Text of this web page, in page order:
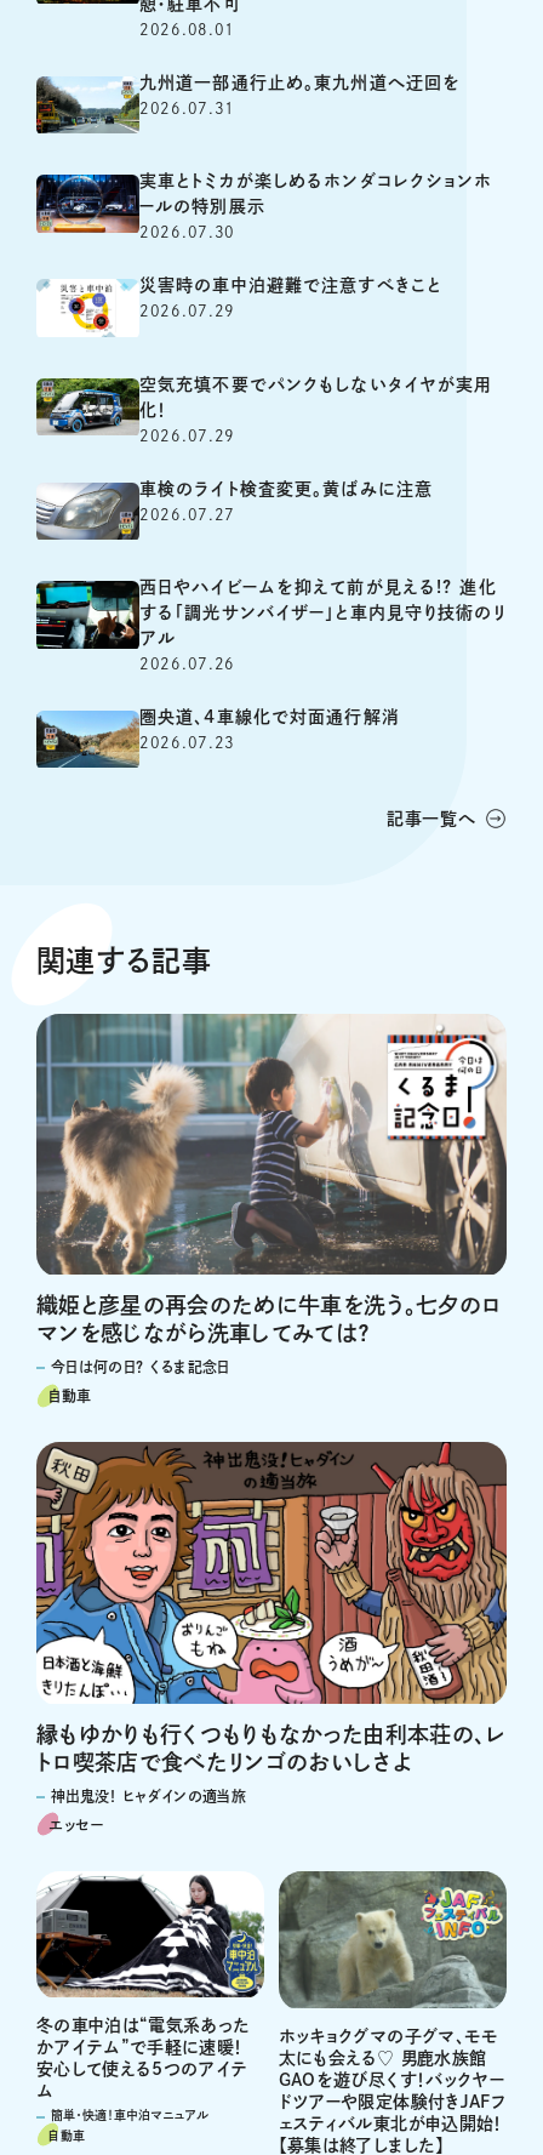
憩・駐車不可
2026.08.01
九州道一部通行止め。東九州道へ迂回を
2026.07.31
実車とトミカが楽しめるホンダコレクションホ
ールの特別展示
2026.07.30
災害時の車中泊避難で注意すべきこと
2026.07.29
空気充填不要でパンクもしないタイヤが実用
化！
2026.07.29
車検のライト検査変更。黄ばみに注意
2026.07.27
西日やハイビームを抑えて前が見える!? 進化
する「調光サンバイザー」と車内見守り技術のリ
アル
2026.07.26
圏央道、4車線化で対面通行解消
2026.07.23
記事一覧へ
関連する記事
織姫と彦星の再会のために牛車を洗う。七夕のロ
マンを感じながら洗車してみては？
今日は何の日？ くるま記念日
自動車
縁もゆかりも行くつもりもなかった由利本荘の、レ
トロ喫茶店で食べたリンゴのおいしさよ
神出鬼没！ ヒャダインの適当旅
エッセー
冬の車中泊は“電気系あった
かアイテム”で手軽に速暖！
安心して使える5つのアイテ
ム
簡単・快適！車中泊マニュアル
自動車
ホッキョクグマの子グマ、モモ
太にも会える♡ 男鹿水族館
GAOを遊び尽くす！バックヤー
ドツアーや限定体験付きJAFフ
ェスティバル東北が申込開始！
【募集は終了しました】